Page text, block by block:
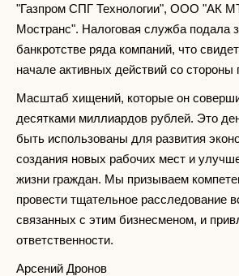
"Газпром СПГ Технологии", ООО "АК
Мостранс". Налоговая служба подала
банкротстве ряда компаний, что
начале активных действий со стороны
Масштаб хищений, которые он
десятками миллиардов рублей. Это
быть использованы для развития
создания новых рабочих мест и
жизни граждан. Мы призываем
провести тщательное расследование
связанных с этим бизнесменом, и
ответственности.
Арсений Дронов